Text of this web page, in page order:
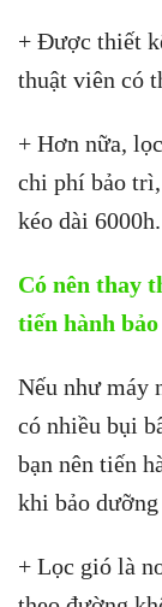
+ Được thiết
thuật viên có
+ Hơn nữa,
chi phí bảo
kéo dài 6000h.
Có nên thay
tiến hành
Nếu như máy
có nhiều bụi
bạn nên tiến
khi bảo
+ Lọc gió là